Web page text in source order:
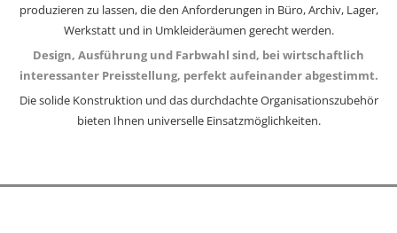
produzieren zu lassen, die den Anforderungen in Büro, Archiv, Lager,
Werkstatt und in Umkleideräumen gerecht werden.
Design, Ausführung und Farbwahl sind, bei wirtschaftlich
interessanter Preisstellung, perfekt aufeinander abgestimmt.
Die solide Konstruktion und das durchdachte Organisationszubehör
bieten Ihnen universelle Einsatzmöglichkeiten.